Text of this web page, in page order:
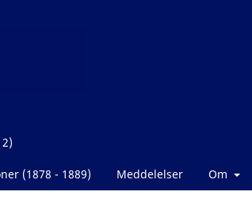
(1878 - 1889) Meddelelser Om